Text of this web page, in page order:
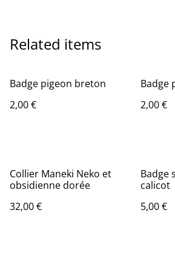
Related items
Badge pigeon breton
2,00 €
Badge
2,00 €
Collier Maneki Neko et
obsidienne dorée
32,00 €
Badge
calicot
5,00 €